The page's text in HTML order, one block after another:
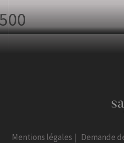
Mentions légales | Demande